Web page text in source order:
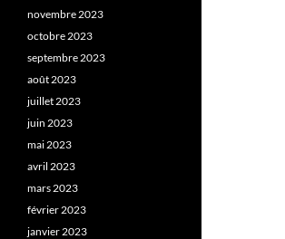
novembre 2023
octobre 2023
septembre 2023
août 2023
juillet 2023
juin 2023
mai 2023
avril 2023
mars 2023
février 2023
janvier 2023